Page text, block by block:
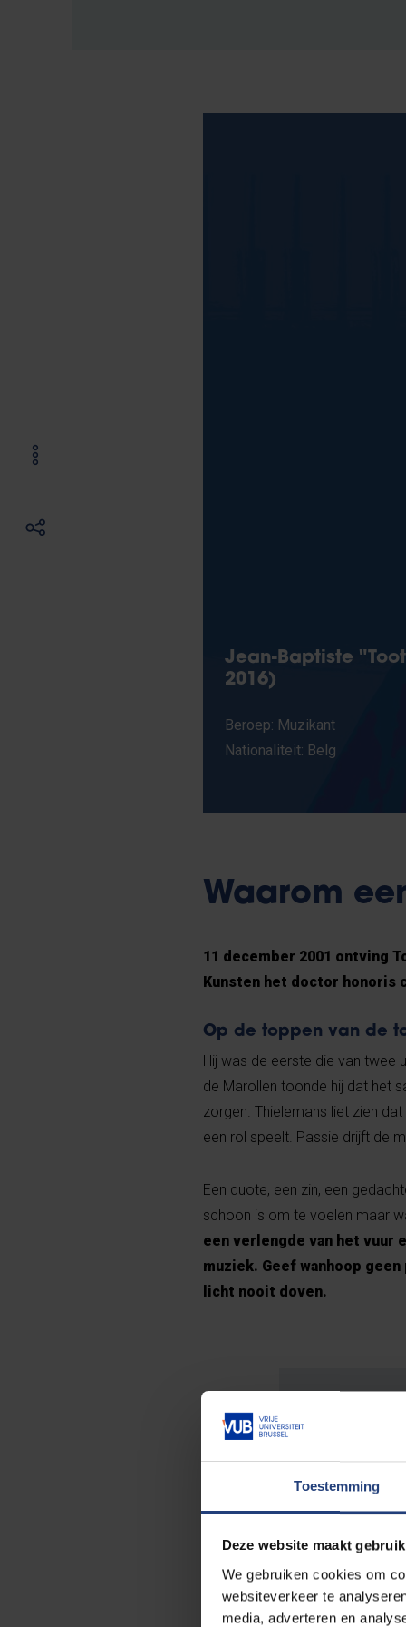
Toestemming
Deze website maakt
We gebruiken cookies om
websiteverkeer te
media, adverteren en
Jean-Baptiste
2016)
Beroep: Muzikant
Nationaliteit: Belg
Waarom
11 december 2001 ontving
Kunsten het doctor honoris
Op de toppen van de
Hij was de eerste die van twee
de Marollen toonde hij dat het
zorgen. Thielemans liet zien
een rol speelt. Passie drijft de
Een quote, een zin, een
schoon is om te voelen maar
een verlengde van het vuur
muziek. Geef wanhoop
licht nooit doven.